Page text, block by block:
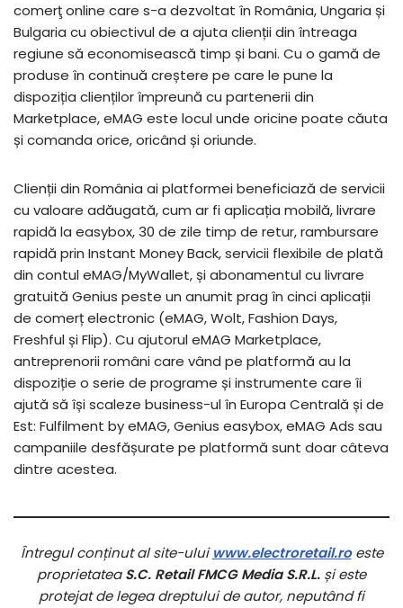
comerţ online care s-a dezvoltat în România, Ungaria și
Bulgaria cu obiectivul de a ajuta clienții din întreaga
regiune să economisească timp și bani. Cu o gamă de
produse în continuă creștere pe care le pune la
dispoziția clienților împreună cu partenerii din
Marketplace, eMAG este locul unde oricine poate căuta
și comanda orice, oricând și oriunde.
Clienții din România ai platformei beneficiază de servicii
cu valoare adăugată, cum ar fi aplicația mobilă, livrare
rapidă la easybox, 30 de zile timp de retur, rambursare
rapidă prin Instant Money Back, servicii flexibile de plată
din contul eMAG/MyWallet, și abonamentul cu livrare
gratuită Genius peste un anumit prag în cinci aplicații
de comerț electronic (eMAG, Wolt, Fashion Days,
Freshful și Flip). Cu ajutorul eMAG Marketplace,
antreprenorii români care vând pe platformă au la
dispoziție o serie de programe și instrumente care îi
ajută să își scaleze business-ul în Europa Centrală și de
Est: Fulfilment by eMAG, Genius easybox, eMAG Ads sau
campaniile desfășurate pe platformă sunt doar câteva
dintre acestea.
Întregul conținut al site-uluiwww.electroretail.roeste
proprietateaS.C. Retail FMCG Media S.R.L. și este
protejat de legea dreptului de autor, neputând fi